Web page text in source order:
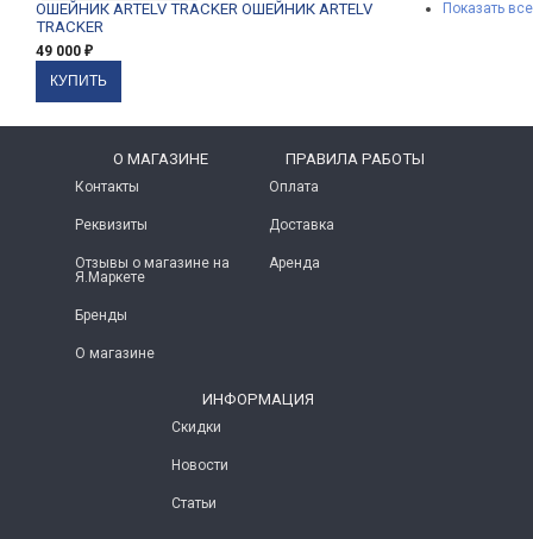
Показать все
ОШЕЙНИК ARTELV TRACKER ОШЕЙНИК ARTELV
TRACKER
49 000 ₽
O МАГАЗИНЕ
Контакты
Реквизиты
Отзывы о магазине на
Я.Маркете
Бренды
О магазине
ПРАВИЛА РАБОТЫ
Оплата
Доставка
Аренда
ИНФОРМАЦИЯ
Скидки
Новости
Статьи